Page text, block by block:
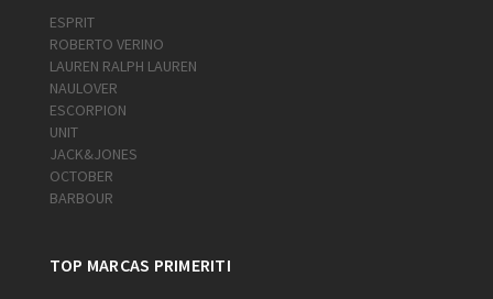
ESPRIT
ROBERTO VERINO
LAUREN RALPH LAUREN
NAULOVER
ESCORPION
UNIT
JACK&JONES
OCTOBER
BARBOUR
TOP MARCAS PRIMERITI